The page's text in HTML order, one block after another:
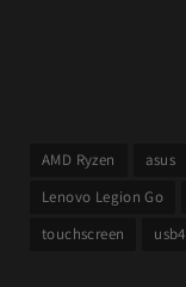
AMD Ryzen asus
Lenovo Legion Go
touchscreen
usb4